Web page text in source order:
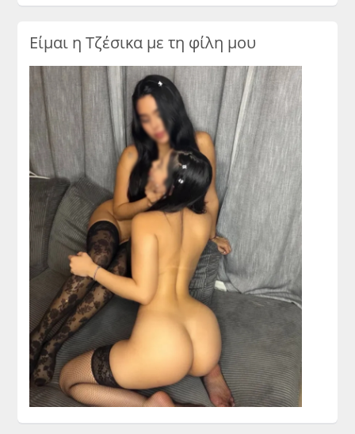
Είμαι η Τζέσικα με τη φίλη μου